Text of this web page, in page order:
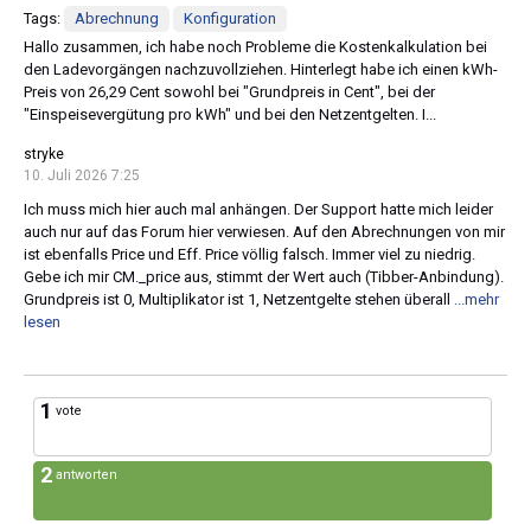
Tags: Abrechnung
Konfiguration
Hallo zusammen, ich habe noch Probleme die Kostenkalkulation bei
den Ladevorgängen nachzuvollziehen. Hinterlegt habe ich einen kWh-
Preis von 26,29 Cent sowohl bei "Grundpreis in Cent", bei der
"Einspeisevergütung pro kWh" und bei den Netzentgelten. I...
stryke
10. Juli 2026 7:25
Ich muss mich hier auch mal anhängen. Der Support hatte mich leider
auch nur auf das Forum hier verwiesen. Auf den Abrechnungen von mir
ist ebenfalls Price und Eff. Price völlig falsch. Immer viel zu niedrig.
Gebe ich mir CM._price aus, stimmt der Wert auch (Tibber-Anbindung).
Grundpreis ist 0, Multiplikator ist 1, Netzentgelte stehen überall
...mehr
lesen
1 vote
2 antworten